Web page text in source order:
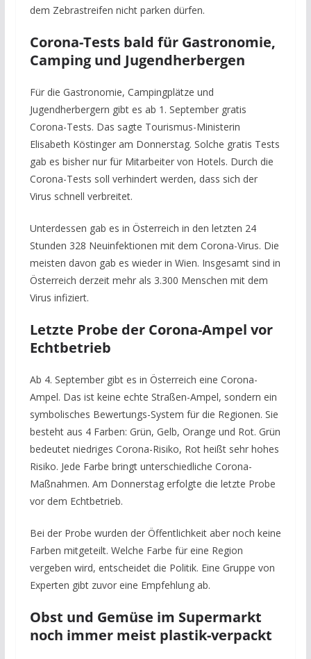
dem Zebrastreifen nicht parken dürfen.
Corona-Tests bald für Gastronomie,
Camping und Jugendherbergen
Für die Gastronomie, Campingplätze und
Jugendherbergern gibt es ab 1. September gratis
Corona-Tests. Das sagte Tourismus-Ministerin
Elisabeth Köstinger am Donnerstag. Solche gratis Tests
gab es bisher nur für Mitarbeiter von Hotels. Durch die
Corona-Tests soll verhindert werden, dass sich der
Virus schnell verbreitet.
Unterdessen gab es in Österreich in den letzten 24
Stunden 328 Neuinfektionen mit dem Corona-Virus. Die
meisten davon gab es wieder in Wien. Insgesamt sind in
Österreich derzeit mehr als 3.300 Menschen mit dem
Virus infiziert.
Letzte Probe der Corona-Ampel vor
Echtbetrieb
Ab 4. September gibt es in Österreich eine Corona-
Ampel. Das ist keine echte Straßen-Ampel, sondern ein
symbolisches Bewertungs-System für die Regionen. Sie
besteht aus 4 Farben: Grün, Gelb, Orange und Rot. Grün
bedeutet niedriges Corona-Risiko, Rot heißt sehr hohes
Risiko. Jede Farbe bringt unterschiedliche Corona-
Maßnahmen. Am Donnerstag erfolgte die letzte Probe
vor dem Echtbetrieb.
Bei der Probe wurden der Öffentlichkeit aber noch keine
Farben mitgeteilt. Welche Farbe für eine Region
vergeben wird, entscheidet die Politik. Eine Gruppe von
Experten gibt zuvor eine Empfehlung ab.
Obst und Gemüse im Supermarkt
noch immer meist plastik-verpackt